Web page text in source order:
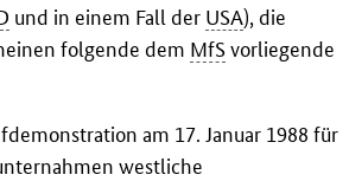
und in einem Fall der USA), die
folgende dem MfSvorliegende
am 17. Januar 1988 für
westliche